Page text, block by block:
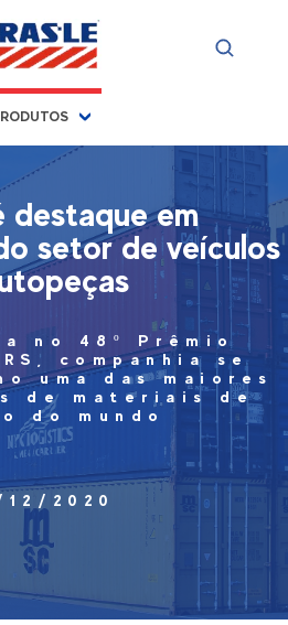
destaque em
setor de veículos
no 48º Prêmio
companhia se
uma das maiores
de materiais de
do mundo
12/2020